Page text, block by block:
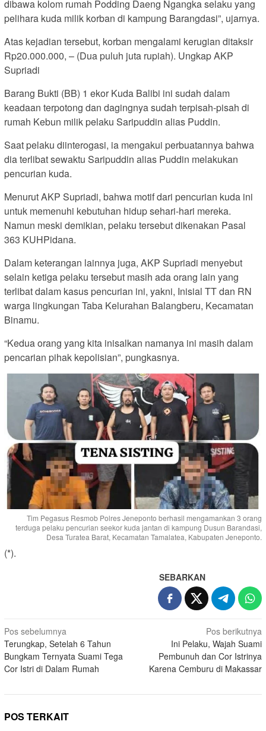
dibawa kolom rumah Podding Daeng Ngangka selaku yang
pelihara kuda milik korban di kampung Barangdasi”, ujarnya.
Atas kejadian tersebut, korban mengalami kerugian ditaksir
Rp20.000.000, – (Dua puluh juta rupiah). Ungkap AKP
Supriadi
Barang Bukti (BB) 1 ekor Kuda Balibi ini sudah dalam
keadaan terpotong dan dagingnya sudah terpisah-pisah di
rumah Kebun milik pelaku Saripuddin alias Puddin.
Saat pelaku diinterogasi, ia mengakui perbuatannya bahwa
dia terlibat sewaktu Saripuddin alias Puddin melakukan
pencurian kuda.
Menurut AKP Supriadi, bahwa motif dari pencurian kuda ini
untuk memenuhi kebutuhan hidup sehari-hari mereka.
Namun meski demikian, pelaku tersebut dikenakan Pasal
363 KUHPidana.
Dalam keterangan lainnya juga, AKP Supriadi menyebut
selain ketiga pelaku tersebut masih ada orang lain yang
terlibat dalam kasus pencurian ini, yakni, Inisial TT dan RN
warga lingkungan Taba Kelurahan Balangberu, Kecamatan
Binamu.
“Kedua orang yang kita inisalkan namanya ini masih dalam
pencarian pihak kepolisian”, pungkasnya.
Tim Pegasus Resmob Polres Jeneponto berhasil mengamankan 3 orang
terduga pelaku pencurian seekor kuda jantan di kampung Dusun Barandasi,
Desa Turatea Barat, Kecamatan Tamalatea, Kabupaten Jeneponto.
(*).
SEBARKAN
Navigasi
pos
Pos sebelumnya
Terungkap, Setelah 6 Tahun
Bungkam Ternyata Suami Tega
Cor Istri di Dalam Rumah
Pos berikutnya
Ini Pelaku, Wajah Suami
Pembunuh dan Cor Istrinya
Karena Cemburu di Makassar
POS TERKAIT